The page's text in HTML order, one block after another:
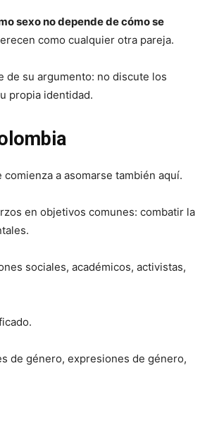
sexo no depende de cómo se
como cualquier otra pareja.
de su argumento: no discute los
propia identidad.
a asomarse también aquí.
en objetivos comunes: combatir la
sociales, académicos, activistas,
de género, expresiones de género,